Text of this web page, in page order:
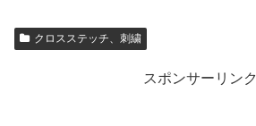
クロスステッチ、刺繍
スポンサーリンク